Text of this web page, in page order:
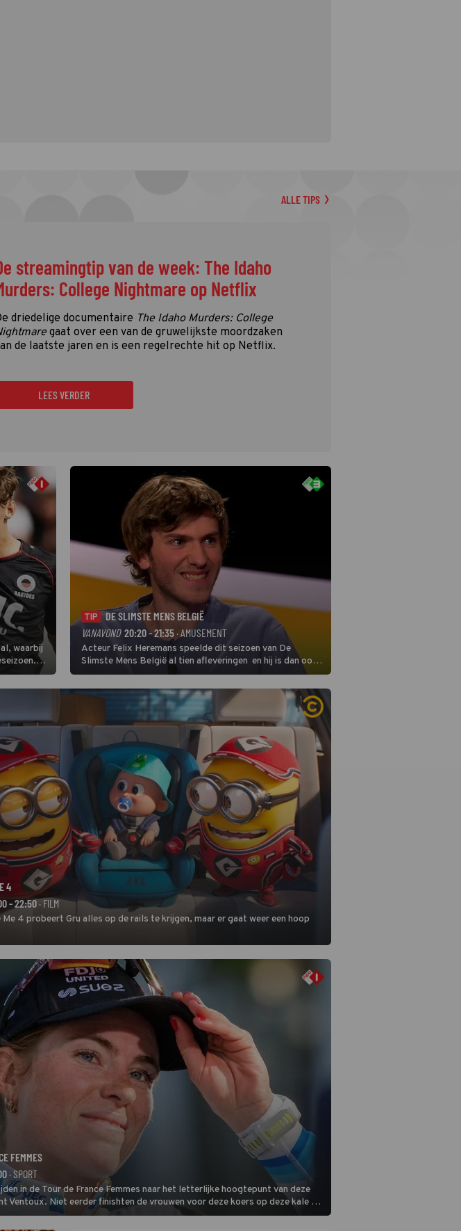
ALLE TIPS
streamingtip van de week: The Idaho
College Nightmare op Netflix
driedelige documentaire The Idaho Murders: College
gaat over een van de gruwelijkste moordzaken
de laatste jaren en is een regelrechte hit op Netflix.
LEES VERDER
waarbij
TIP
DE SLIMSTE MENS BELGIË
VANAVOND 20:20 - 21:35 · AMUSEMENT
Acteur Felix Heremans speelde dit seizoen van De
Slimste Mens België al tien afleveringen en hij is dan ook
de grote favoriet in deze seizoensfinale. En er is
Nederlandse inbreng, want komiek Soundos El Ahmadi
neemt plaats aan de jurytafel.
4
- 22:50· FILM
Me 4 probeert Gru alles op de rails te krijgen, maar er gaat weer een hoop
FEMMES
· SPORT
in de Tour de France Femmes naar het letterlijke hoogtepunt van deze
Ventoux. Niet eerder finishten de vrouwen voor deze koers op deze kale col
De aanloop naar de slotklim is vlak.